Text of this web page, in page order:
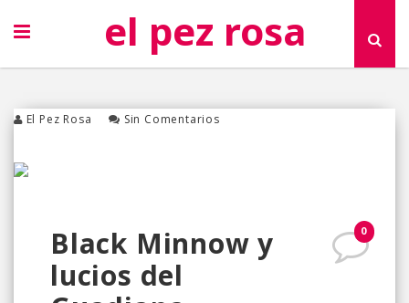
el pez rosa
El Pez Rosa Sin Comentarios
0
Black Minnow y
lucios del